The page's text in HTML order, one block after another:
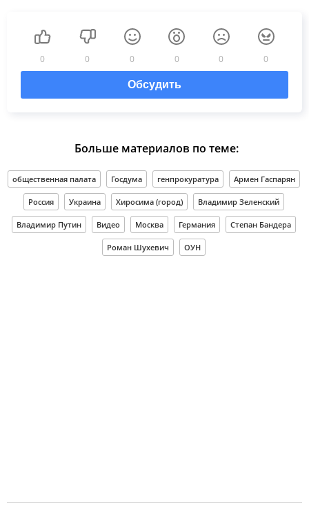
0 0 0 0 0 0
Обсудить
Больше материалов по теме:
общественная палата Госдума генпрокуратура Армен Гаспарян
Россия Украина Хиросима (город) Владимир Зеленский
Владимир Путин Видео Москва Германия Степан Бандера
Роман Шухевич ОУН